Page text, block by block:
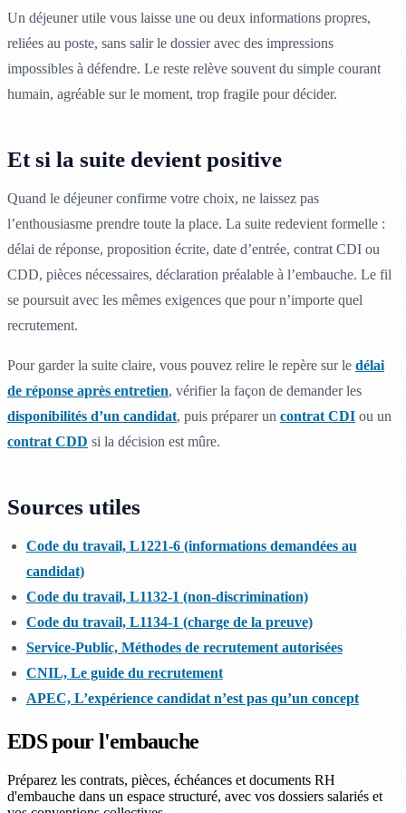
Un déjeuner utile vous laisse une ou deux informations propres,
reliées au poste, sans salir le dossier avec des impressions
impossibles à défendre. Le reste relève souvent du simple courant
humain, agréable sur le moment, trop fragile pour décider.
Et si la suite devient positive
Quand le déjeuner confirme votre choix, ne laissez pas
l’enthousiasme prendre toute la place. La suite redevient formelle :
délai de réponse, proposition écrite, date d’entrée, contrat CDI ou
CDD, pièces nécessaires, déclaration préalable à l’embauche. Le fil
se poursuit avec les mêmes exigences que pour n’importe quel
recrutement.
Pour garder la suite claire, vous pouvez relire le repère sur le délai
de réponse après entretien, vérifier la façon de demander les
disponibilités d’un candidat, puis préparer un contrat CDI ou un
contrat CDD si la décision est mûre.
Sources utiles
Code du travail, L1221-6 (informations demandées au
candidat)
Code du travail, L1132-1 (non-discrimination)
Code du travail, L1134-1 (charge de la preuve)
Service-Public, Méthodes de recrutement autorisées
CNIL, Le guide du recrutement
APEC, L’expérience candidat n’est pas qu’un concept
EDS pour l'embauche
Préparez les contrats, pièces, échéances et documents RH
d'embauche dans un espace structuré, avec vos dossiers salariés et